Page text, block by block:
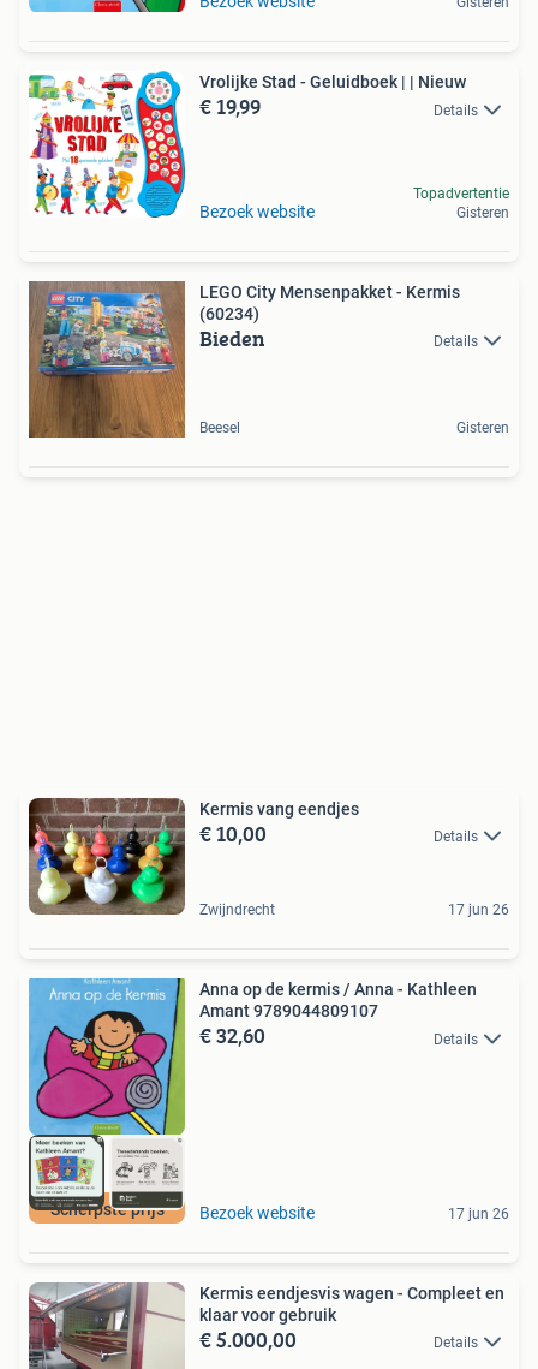
Vrolijke Stad - Geluidboek | | Nieuw
€ 19,99 Details
Bezoek website
Topadvertentie
Gisteren
LEGO City Mensenpakket - Kermis
(60234)
Bieden Details
Beesel Gisteren
Kermis vang eendjes
€ 10,00 Details
Zwijndrecht 17 jun 26
Scherpste prijs
Anna op de kermis / Anna - Kathleen
Amant 9789044809107
€ 32,60 Details
Bezoek website 17 jun 26
Kermis eendjesvis wagen - Compleet en
klaar voor gebruik
€ 5.000,00 Details